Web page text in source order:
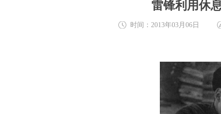
雷锋利用休
时间：2013年03月06日